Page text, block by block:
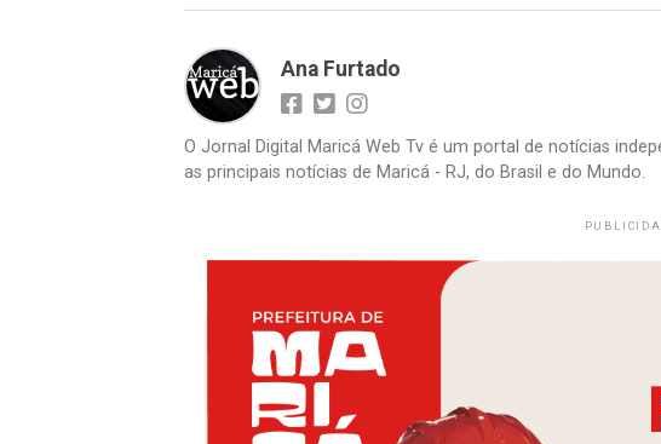
Ana Furtado
O Jornal Digital Maricá Web Tv é um portal de notícias
as principais notícias de Maricá - RJ, do Brasil e do Mundo.